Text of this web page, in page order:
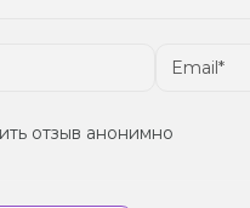
отзыв анонимно